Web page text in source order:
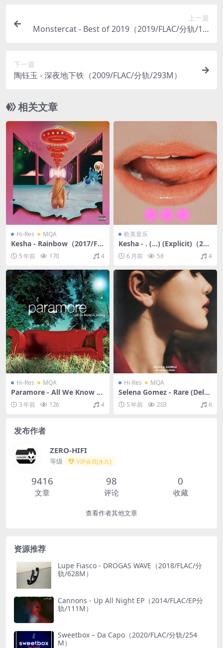
上一篇
Monstercat - Best of 2019（2019/FLAC/分轨/1.1
下一篇
陶钰玉 - 深夜地下铁（2009/FLAC/分轨/293M）
相关文章
Hi-Res MQA
Kesha - Rainbow（2017/FL
AC/分轨/572M）(MQA/24bi
t/44.1kHz)
5 年前 170 4
欧美音乐
Kesha - . (...) (Explicit)（202
5/FLAC/分轨/760M）(16bit/
44.1kHz_24bit/48kHz)
6 月前 58 4
Hi-Res MQA
Paramore - All We Know Is
Falling (Deluxe Edition)（2
005/FLAC/分轨/517M）(MQ
3 年前 126 4
Hi-Res MQA
Selena Gomez - Rare (Delu
xe)（2020/FLAC/分轨/618
M）(MQA/24bit/44.1kHz)
5 年前 203 6
发布作者
ZERO-HIFI
等级 VIP会员[永久]
9416
文章
98
评论
0
收藏
查看作者其他文章
资源推荐
Lupe Fiasco - DROGAS WAVE（2018/FLAC/分
轨/628M）
Cannons - Up All Night EP（2014/FLAC/EP分
轨/111M）
Sweetbox – Da Capo（2020/FLAC/分轨/254
M）